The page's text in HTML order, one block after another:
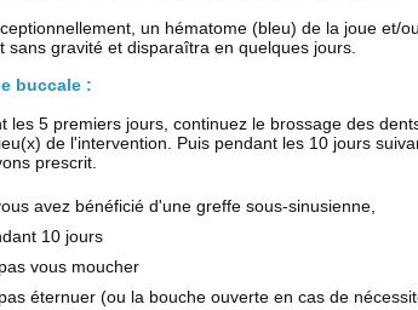
un hématome (bleu) de la joue et/
sans gravité et disparaîtra en quelques jours.
buccale :
les 5 premiers jours, continuez le brossage des
de l'intervention. Puis pendant les 10 jours
prescrit.
avez bénéficié d'une greffe sous-sinusienne,
10 jours
vous moucher
éternuer (ou la bouche ouverte en cas de